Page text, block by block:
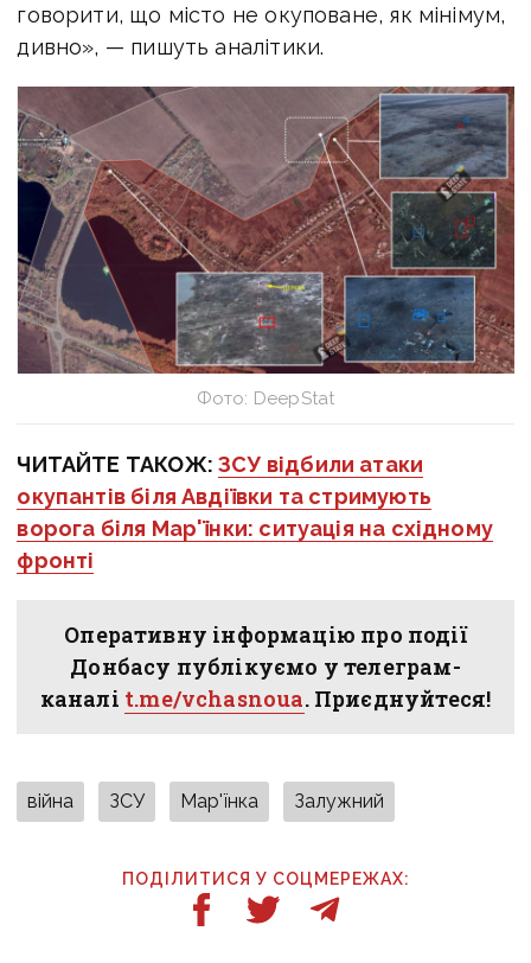
говорити, що місто не окуповане, як мінімум,
дивно», — пишуть аналітики.
Фото: DeepStat
ЧИТАЙТЕ ТАКОЖ:ЗСУ відбили атаки
окупантів біля Авдіївки та стримують
ворога біля Мар'їнки: ситуація на східному
фронті
Оперативну інформацію про події
Донбасу публікуємо у телеграм-
каналі t.me/vchasnoua. Приєднуйтеся!
війна ЗСУ Мар'їнка Залужний
ПОДІЛИТИСЯ У СОЦМЕРЕЖАХ: